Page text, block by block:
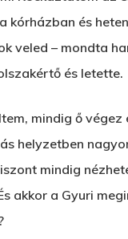
kórházban és
veled – mondta
és letette.
mindig ő végez
helyzetben
mindig
akkor a Gyuri